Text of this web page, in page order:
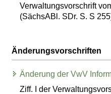
Verwaltungsvorschrift
(SächsABl. SDr. S. S
Änderungsvorschriften
Änderung der VwV
Ziff. I der